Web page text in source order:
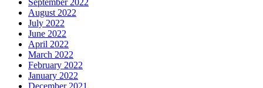
September 2022
August 2022
July 2022
June 2022
April 2022
March 2022
February 2022
January 2022